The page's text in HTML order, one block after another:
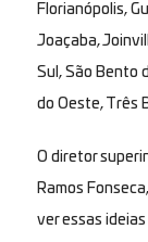
Florianópolis,
Joaçaba,
Sul, São Bento
do Oeste, Três
O diretor
Ramos
ver essas